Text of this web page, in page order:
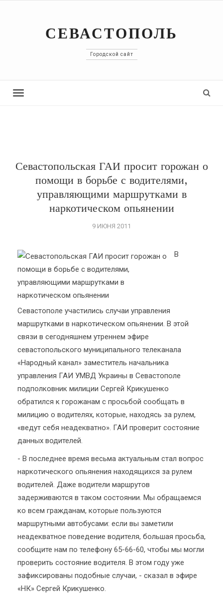
СЕВАСТОПОЛЬ
Городской сайт
Toggle
Севастопольская ГАИ просит горожан о
помощи в борьбе с водителями,
управляющими маршрутками в
наркотическом опьянении
9 ИЮНЯ 2011
В
Севастополе участились случаи управления
маршрутками в наркотическом опьянении. В этой
связи в сегодняшнем утреннем эфире
севастопольского муниципального телеканала
«Народный канал» заместитель начальника
управления ГАИ УМВД Украины в Севастополе
подполковник милиции Сергей Крикушенко
обратился к горожанам с просьбой сообщать в
милицию о водителях, которые, находясь за рулем,
«ведут себя неадекватно». ГАИ проверит состояние
данных водителей.
- В последнее время весьма актуальным стал вопрос
наркотического опьянения находящихся за рулем
водителей. Даже водители маршрутов
задерживаются в таком состоянии. Мы обращаемся
ко всем гражданам, которые пользуются
маршрутными автобусами: если вы заметили
неадекватное поведение водителя, большая просьба,
сообщите нам по телефону 65-66-60, чтобы мы могли
проверить состояние водителя. В этом году уже
зафиксированы подобные случаи, - сказал в эфире
«НК» Сергей Крикушенко.